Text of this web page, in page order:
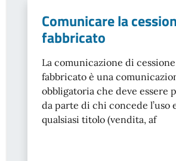
Comunicare la
fabbricato
La comunicazione di
fabbricato è una
obbligatoria che deve essere
da parte di chi concede l’uso
qualsiasi titolo (vendita, af